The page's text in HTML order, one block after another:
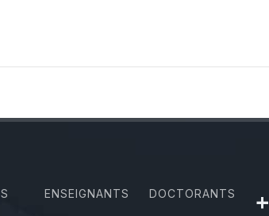
ENSEIGNANTS DOCTORANTS +